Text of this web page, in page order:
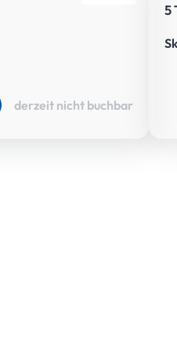
derzeit nicht buchbar
5